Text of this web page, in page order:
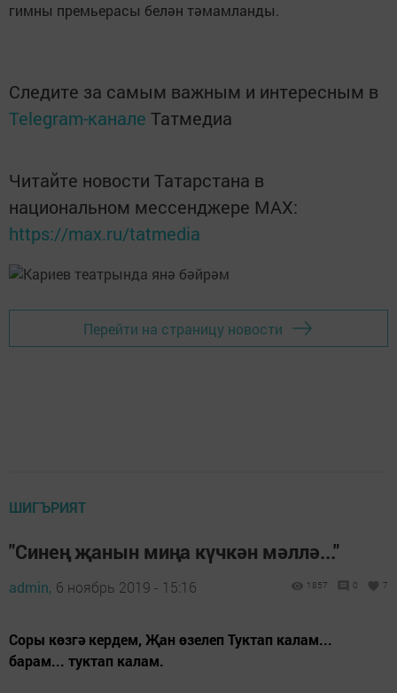
гимны премьерасы белән тәмамланды.
Следите за самым важным и интересным в
Telegram-канале Татмедиа
Читайте новости Татарстана в
национальном мессенджере MАХ:
https://max.ru/tatmedia
Перейти на страницу новости
ШИГЪРИЯТ
"Синең җанын миңа күчкән мәллә..."
admin, 6 ноябрь 2019 - 15:16 1857 0 7
Соры көзгә кердем, Җан өзелеп Туктап калам...
барам... туктап калам.